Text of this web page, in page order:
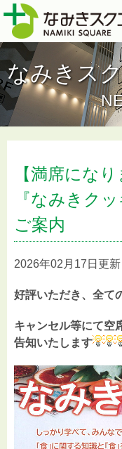
なみきス
【満席にな
『なみきク
ご案内
2026年02月17日更新
好評いただき、全て
キャンセル等にて空
告知いたします